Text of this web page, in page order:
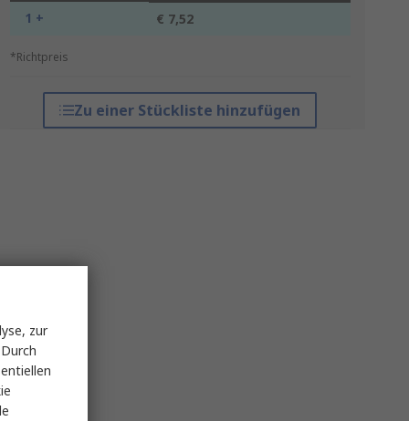
1 + € 7,52
*Richtpreis
Zu einer Stückliste hinzufügen
zur